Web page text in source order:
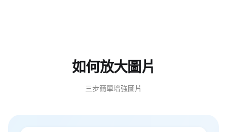
如何放大圖片
三步簡單增強圖片